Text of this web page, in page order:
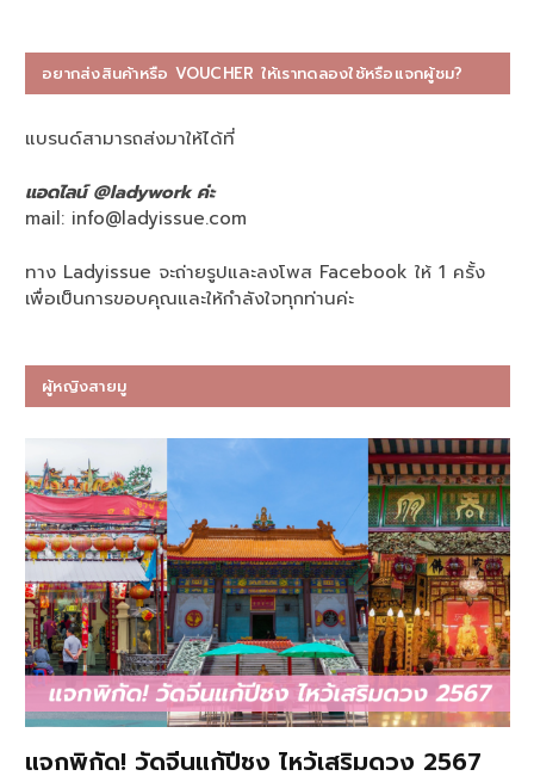
อยากส่งสินค้าหรือ VOUCHER ให้เราทดลองใช้หรือแจกผู้ชม?
แบรนด์สามารถส่งมาให้ได้ที่
แอดไลน์ @ladywork ค่ะ
mail: info@ladyissue.com
ทาง Ladyissue จะถ่ายรูปและลงโพส Facebook ให้ 1 ครั้ง
เพื่อเป็นการขอบคุณและให้กำลังใจทุกท่านค่ะ
ผู้หญิงสายมู
แจกพิกัด! วัดจีนแก้ปีชง ไหว้เสริมดวง 2567